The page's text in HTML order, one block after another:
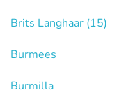
Brits Langhaar (15)
Burmees
Burmilla